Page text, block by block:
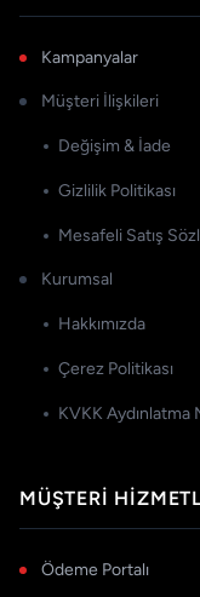
Kampanyalar
Müşteri İlişkileri
Değişim & İade
Gizlilik Politikası
Mesafeli Satış
Kurumsal
Hakkımızda
Çerez Politikası
KVKK Aydınlatma
MÜŞTERI
Ödeme Portalı